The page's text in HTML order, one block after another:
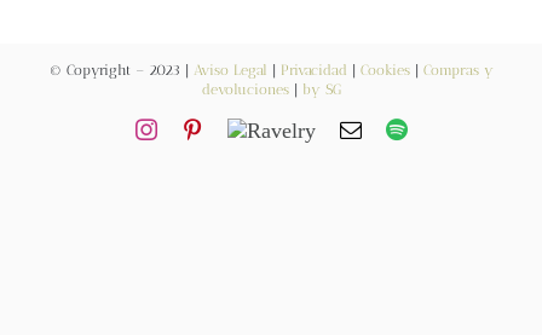
Mi cuenta
© Copyright – 2023 | Aviso Legal Privacidad Cookies| Compras y
devoluciones| by SG